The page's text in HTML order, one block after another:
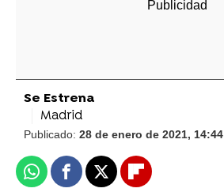
Se Estrena
Madrid
Publicado: 28 de enero de 2021, 14:44
WhatsappFacebook
X Flipboard